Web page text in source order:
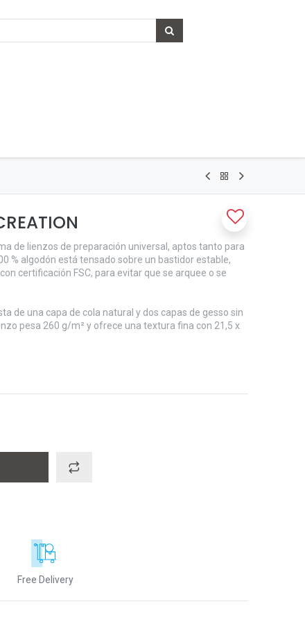
de lienzos de preparación universal, aptos tanto para
% algodón está tensado sobre un bastidor estable,
certificación FSC, para evitar que se arquee o se
de una capa de cola natural y dos capas de gesso sin
pesa 260 g/m² y ofrece una textura fina con 21,5 x
Free Delivery